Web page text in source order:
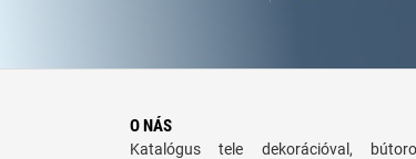
O NÁS
Katalógus tele dekorációval,